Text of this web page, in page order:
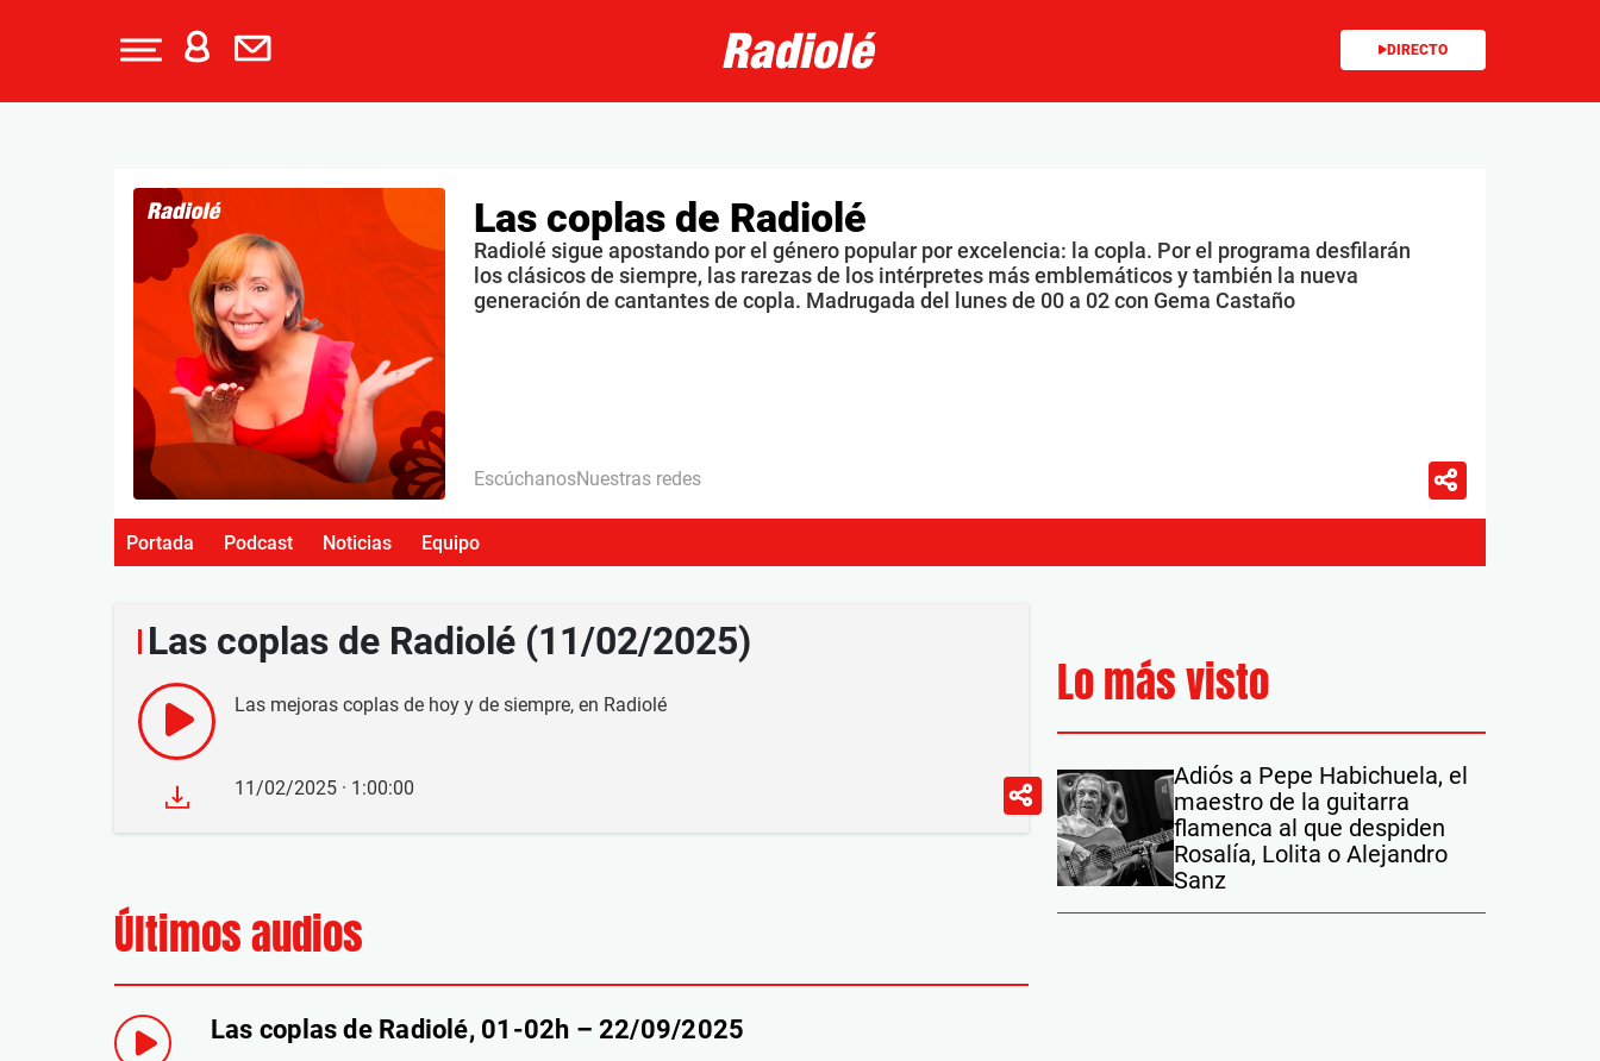
DIRECTO
Las coplas de Radiolé
Radiolé sigue apostando por el género popular por excelencia: la copla. Por el programa desfilarán
los clásicos de siempre, las rarezas de los intérpretes más emblemáticos y también la nueva
generación de cantantes de copla. Madrugada del lunes de 00 a 02 con Gema Castaño
EscúchanosNuestras redes
Portada Podcast Noticias Equipo
Las coplas de Radiolé (11/02/2025)
Las mejoras coplas de hoy y de siempre, en Radiolé
11/02/2025 · 1:00:00
Últimos audios
Las coplas de Radiolé, 01-02h – 22/09/2025
Lo más visto
Adiós a Pepe Habichuela, el
maestro de la guitarra
flamenca al que despiden
Rosalía, Lolita o Alejandro
Sanz